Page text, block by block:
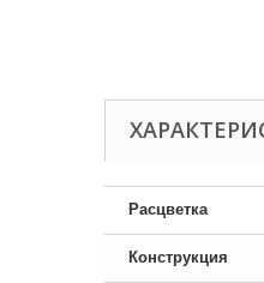
Расцветка
Конструкция